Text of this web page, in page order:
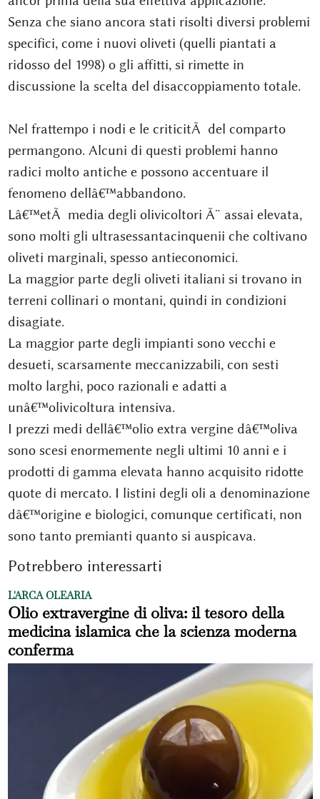
Senza che siano ancora stati risolti diversi problemi
specifici, come i nuovi oliveti (quelli piantati a
ridosso del 1998) o gli affitti, si rimette in
discussione la scelta del disaccoppiamento totale.
Nel frattempo i nodi e le criticitÃ del comparto
permangono. Alcuni di questi problemi hanno
radici molto antiche e possono accentuare il
fenomeno dellâ€™abbandono.
Lâ€™etÃ media degli olivicoltori Ã¨ assai elevata,
sono molti gli ultrasessantacinquenii che coltivano
oliveti marginali, spesso antieconomici.
La maggior parte degli oliveti italiani si trovano in
terreni collinari o montani, quindi in condizioni
disagiate.
La maggior parte degli impianti sono vecchi e
desueti, scarsamente meccanizzabili, con sesti
molto larghi, poco razionali e adatti a
unâ€™olivicoltura intensiva.
I prezzi medi dellâ€™olio extra vergine dâ€™oliva
sono scesi enormemente negli ultimi 10 anni e i
prodotti di gamma elevata hanno acquisito ridotte
quote di mercato. I listini degli oli a denominazione
dâ€™origine e biologici, comunque certificati, non
sono tanto premianti quanto si auspicava.
Potrebbero interessarti
L'ARCA OLEARIA
Olio extravergine di oliva: il tesoro della
medicina islamica che la scienza moderna
conferma